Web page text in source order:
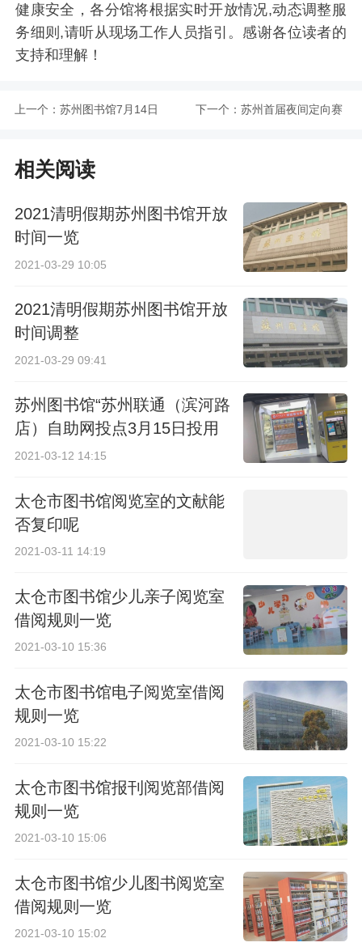
健康安全，各分馆将根据实时开放情况,动态调整服
务细则,请听从现场工作人员指引。感谢各位读者的
支持和理解！
上一个： 苏州图书馆7月14日 下一个： 苏州首届夜间定向赛
相关阅读
2021清明假期苏州图书馆开放
时间一览
2021-03-29 10:05
2021清明假期苏州图书馆开放
时间调整
2021-03-29 09:41
苏州图书馆“苏州联通（滨河路
店）自助网投点3月15日投用
2021-03-12 14:15
太仓市图书馆阅览室的文献能
否复印呢
2021-03-11 14:19
太仓市图书馆少儿亲子阅览室
借阅规则一览
2021-03-10 15:36
太仓市图书馆电子阅览室借阅
规则一览
2021-03-10 15:22
太仓市图书馆报刊阅览部借阅
规则一览
2021-03-10 15:06
太仓市图书馆少儿图书阅览室
借阅规则一览
2021-03-10 15:02